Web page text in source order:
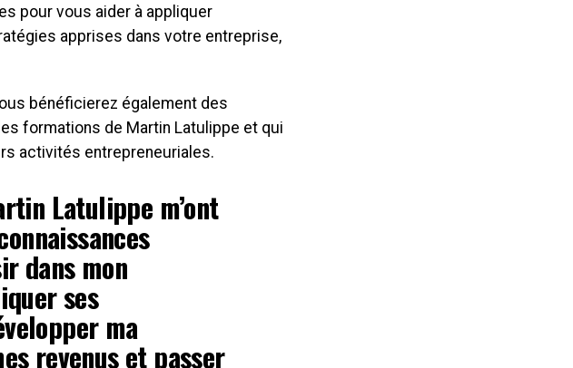
pour vous aider à appliquer
apprises dans votre entreprise,
bénéficierez également des
formations de Martin Latulippe et qui
activités entrepreneuriales.
Latulippe m’ont
dans mon
ses
ma
revenus et passer